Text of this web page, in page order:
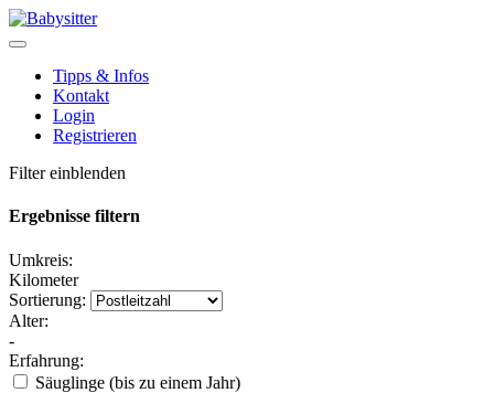
Tipps & Infos
Kontakt
Login
Registrieren
Filter einblenden
Ergebnisse filtern
Umkreis:
Kilometer
Sortierung:
Alter:
-
Erfahrung:
Säuglinge (bis zu einem Jahr)